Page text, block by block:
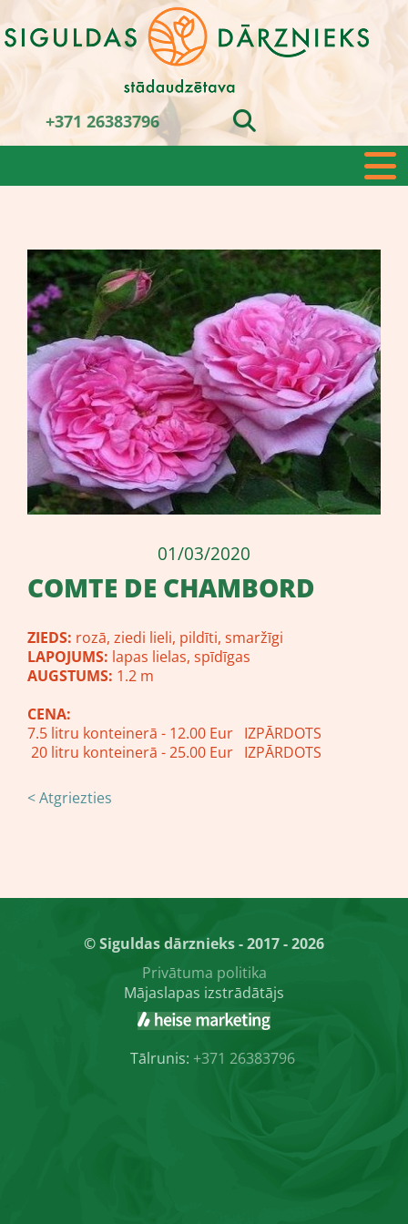
+371 26383796
01/03/2020
COMTE DE CHAMBORD
ZIEDS: rozā, ziedi lieli, pildīti, smaržīgi
LAPOJUMS: lapas lielas, spīdīgas
AUGSTUMS: 1.2 m
CENA:
7.5 litru konteinerā - 12.00 Eur IZPĀRDOTS
20 litru konteinerā - 25.00 Eur IZPĀRDOTS
< Atgriezties
© Siguldas dārznieks - 2017 - 2026
Privātuma politika
Mājaslapas izstrādātājs
Tālrunis: +371 26383796